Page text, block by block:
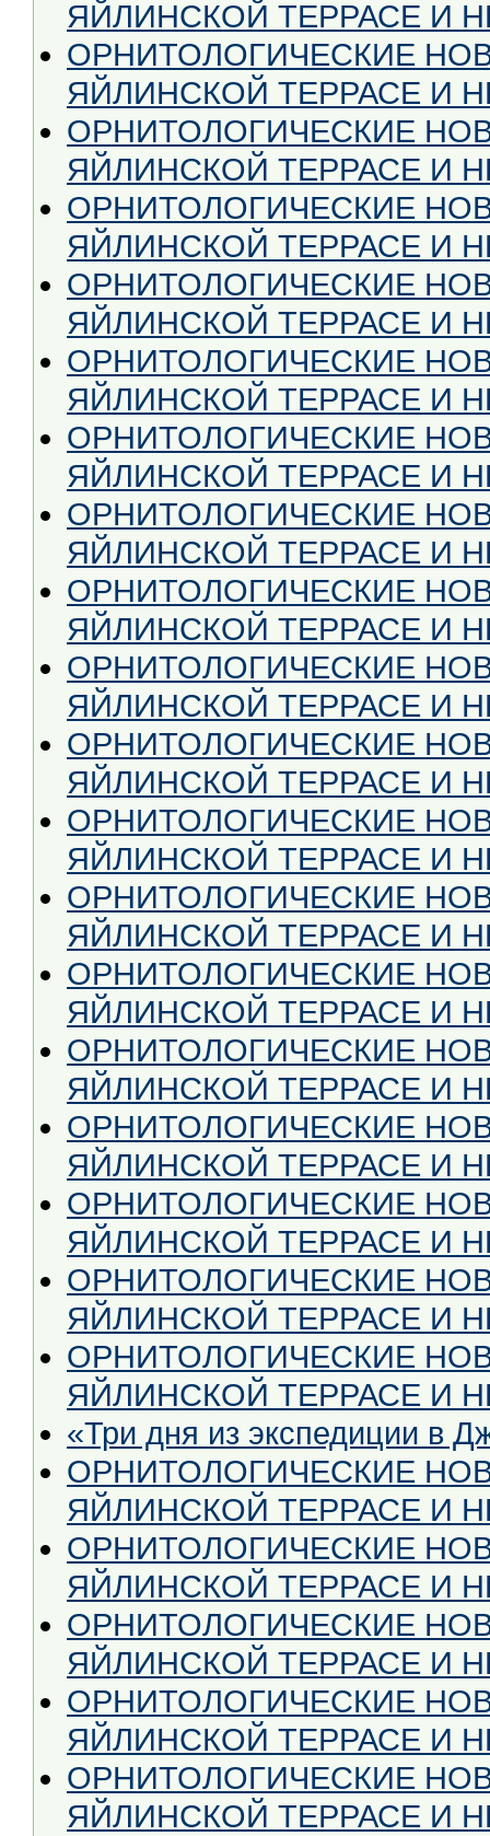
ЯЙЛИНСКОЙ ТЕРРАСЕ И
ОРНИТОЛОГИЧЕСКИЕ
ЯЙЛИНСКОЙ ТЕРРАСЕ И
ОРНИТОЛОГИЧЕСКИЕ
ЯЙЛИНСКОЙ ТЕРРАСЕ И
ОРНИТОЛОГИЧЕСКИЕ
ЯЙЛИНСКОЙ ТЕРРАСЕ И
ОРНИТОЛОГИЧЕСКИЕ
ЯЙЛИНСКОЙ ТЕРРАСЕ И
ОРНИТОЛОГИЧЕСКИЕ
ЯЙЛИНСКОЙ ТЕРРАСЕ И
ОРНИТОЛОГИЧЕСКИЕ
ЯЙЛИНСКОЙ ТЕРРАСЕ И
ОРНИТОЛОГИЧЕСКИЕ
ЯЙЛИНСКОЙ ТЕРРАСЕ И
ОРНИТОЛОГИЧЕСКИЕ
ЯЙЛИНСКОЙ ТЕРРАСЕ И
ОРНИТОЛОГИЧЕСКИЕ
ЯЙЛИНСКОЙ ТЕРРАСЕ И
ОРНИТОЛОГИЧЕСКИЕ
ЯЙЛИНСКОЙ ТЕРРАСЕ И
ОРНИТОЛОГИЧЕСКИЕ
ЯЙЛИНСКОЙ ТЕРРАСЕ И
ОРНИТОЛОГИЧЕСКИЕ
ЯЙЛИНСКОЙ ТЕРРАСЕ И
ОРНИТОЛОГИЧЕСКИЕ
ЯЙЛИНСКОЙ ТЕРРАСЕ И
ОРНИТОЛОГИЧЕСКИЕ
ЯЙЛИНСКОЙ ТЕРРАСЕ И
ОРНИТОЛОГИЧЕСКИЕ
ЯЙЛИНСКОЙ ТЕРРАСЕ И
ОРНИТОЛОГИЧЕСКИЕ
ЯЙЛИНСКОЙ ТЕРРАСЕ И
ОРНИТОЛОГИЧЕСКИЕ
ЯЙЛИНСКОЙ ТЕРРАСЕ И
ОРНИТОЛОГИЧЕСКИЕ
ЯЙЛИНСКОЙ ТЕРРАСЕ И
«Три дня из экспедиции в
ОРНИТОЛОГИЧЕСКИЕ
ЯЙЛИНСКОЙ ТЕРРАСЕ И
ОРНИТОЛОГИЧЕСКИЕ
ЯЙЛИНСКОЙ ТЕРРАСЕ И
ОРНИТОЛОГИЧЕСКИЕ
ЯЙЛИНСКОЙ ТЕРРАСЕ И
ОРНИТОЛОГИЧЕСКИЕ
ЯЙЛИНСКОЙ ТЕРРАСЕ И
ОРНИТОЛОГИЧЕСКИЕ
ЯЙЛИНСКОЙ ТЕРРАСЕ И